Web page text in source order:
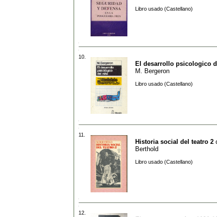
Libro usado (Castellano)
10.
El desarrollo psicologico
M. Bergeron
Libro usado (Castellano)
11.
Historia social del teatro 2
Berthold
Libro usado (Castellano)
12.